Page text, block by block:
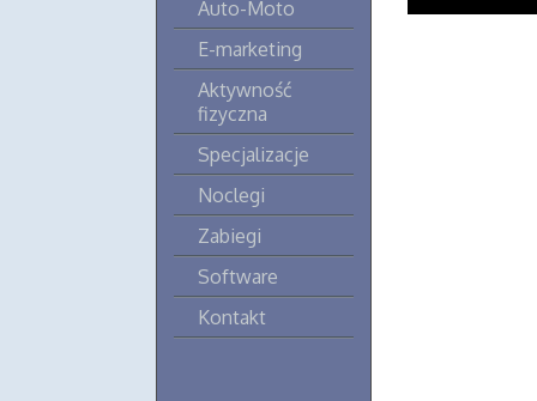
Auto-Moto
E-marketing
Aktywność
fizyczna
Specjalizacje
Noclegi
Zabiegi
Software
Kontakt